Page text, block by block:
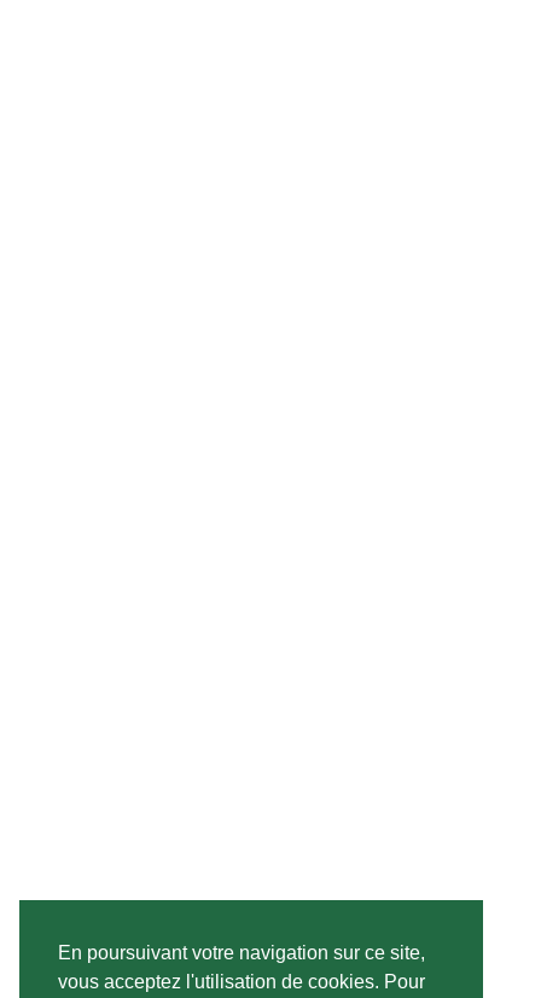
En poursuivant votre navigation sur ce site,
vous acceptez l'utilisation de cookies. Pour